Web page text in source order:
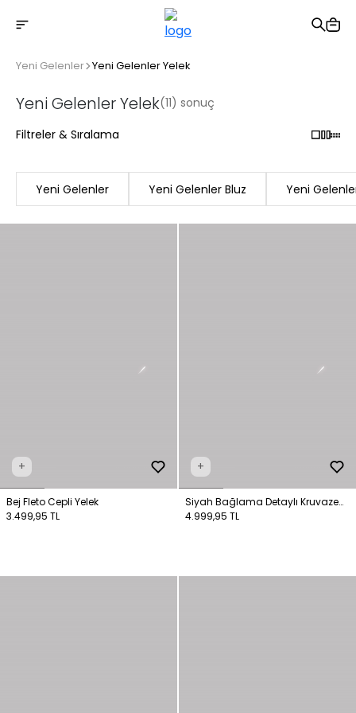
2500 TL üzeri ücretsiz kargo
Yeni Gelenler Yeni Gelenler Yelek
Yeni Gelenler Yelek(11) sonuç
Filtreler & Sıralama
Yeni Gelenler Yeni Gelenler Bluz Yeni
+
Bej Fleto Cepli Yelek
3.499,95 TL
+
Siyah Bağlama Detaylı Kruvaze
Yelek
4.999,95 TL